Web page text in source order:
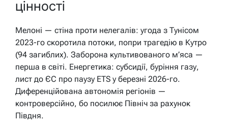
цінності
Мелоні — стіна проти нелегалів: угода з Тунісом
2023-го скоротила потоки, попри трагедію в Кутро
(94 загиблих). Заборона культивованого м’яса —
перша в світі. Енергетика: субсидії, буріння газу,
лист до ЄС про паузу ETS у березні 2026-го.
Диференційована автономія регіонів —
контроверсійно, бо посилює Північ за рахунок
Півдня.